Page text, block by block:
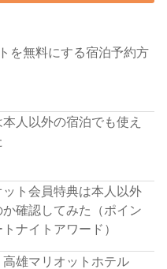
を無料にする宿泊予約方
人以外の宿泊でも使え
ット会員特典は本人以外
確認してみた（ポイン
ナイトアワード）
高雄マリオットホテル